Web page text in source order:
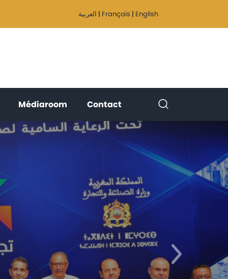
العربية | Français | English
Médiaroom (current)
Contact (current)
Suivant